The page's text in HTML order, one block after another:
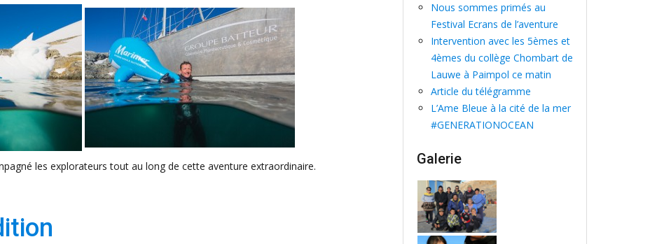
les explorateurs tout au long de cette aventure extraordinaire.
Nous sommes primés au
Festival Ecrans de l’aventure
Intervention avec les 5èmes et
4èmes du collège Chombart de
Lauwe à Paimpol ce matin
Article du télégramme
L’Ame Bleue à la cité de la mer
#GENERATIONOCEAN
Galerie